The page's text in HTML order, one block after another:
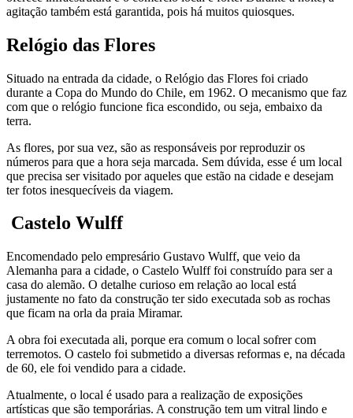
agitação também está garantida, pois há muitos quiosques.
Relógio das Flores
Situado na entrada da cidade, o Relógio das Flores foi criado
durante a Copa do Mundo do Chile, em 1962. O mecanismo que faz
com que o relógio funcione fica escondido, ou seja, embaixo da
terra.
As flores, por sua vez, são as responsáveis por reproduzir os
números para que a hora seja marcada. Sem dúvida, esse é um local
que precisa ser visitado por aqueles que estão na cidade e desejam
ter fotos inesquecíveis da viagem.
Castelo Wulff
Encomendado pelo empresário Gustavo Wulff, que veio da
Alemanha para a cidade, o Castelo Wulff foi construído para ser a
casa do alemão. O detalhe curioso em relação ao local está
justamente no fato da construção ter sido executada sob as rochas
que ficam na orla da praia Miramar.
A obra foi executada ali, porque era comum o local sofrer com
terremotos. O castelo foi submetido a diversas reformas e, na década
de 60, ele foi vendido para a cidade.
Atualmente, o local é usado para a realização de exposições
artísticas que são temporárias. A construção tem um vitral lindo e